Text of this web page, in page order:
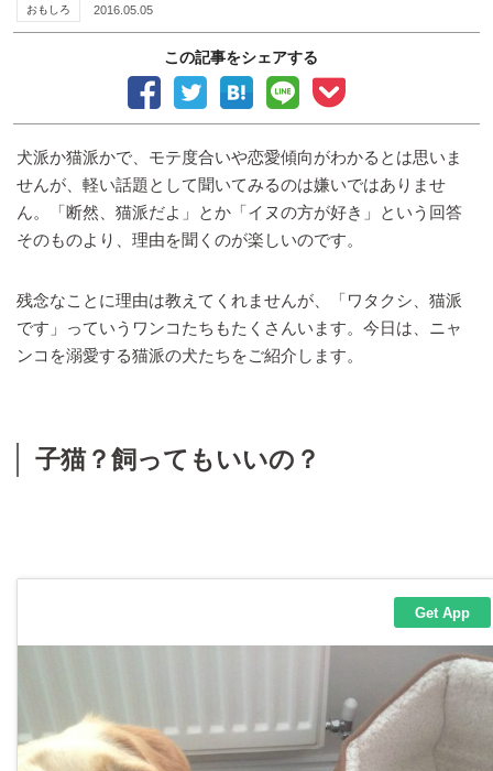
おもしろ 2016.05.05
この記事をシェアする
犬派か猫派かで、モテ度合いや恋愛傾向がわかるとは思いま
せんが、軽い話題として聞いてみるのは嫌いではありませ
ん。「断然、猫派だよ」とか「イヌの方が好き」という回答
そのものより、理由を聞くのが楽しいのです。
残念なことに理由は教えてくれませんが、「ワタクシ、猫派
です」っていうワンコたちもたくさんいます。今日は、ニャ
ンコを溺愛する猫派の犬たちをご紹介します。
子猫？飼ってもいいの？